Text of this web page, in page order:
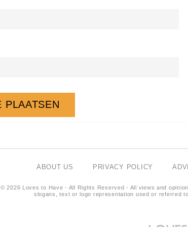
ABOUT US PRIVACY POLICY
© 2026 Loves to Have - All Rights Reserved - All views and
slogans, text or logo representation used or referred